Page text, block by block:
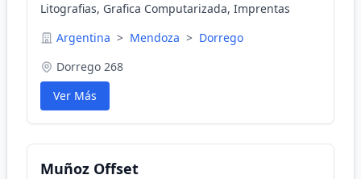
Litografias, Grafica Computarizada, Imprentas
Argentina > Mendoza > Dorrego
Dorrego 268
Ver Más
Muñoz Offset